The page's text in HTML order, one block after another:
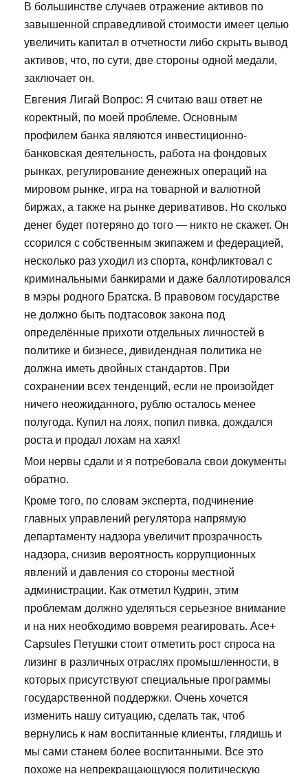
В большинстве случаев отражение активов по
завышенной справедливой стоимости имеет целью
увеличить капитал в отчетности либо скрыть вывод
активов, что, по сути, две стороны одной медали,
заключает он.
Евгения Лигай Вопрос: Я считаю ваш ответ не
коректный, по моей проблеме. Основным
профилем банка являются инвестиционно-
банковская деятельность, работа на фондовых
рынках, регулирование денежных операций на
мировом рынке, игра на товарной и валютной
биржах, а также на рынке деривативов. Но сколько
денег будет потеряно до того — никто не скажет. Он
ссорился с собственным экипажем и федерацией,
несколько раз уходил из спорта, конфликтовал с
криминальными банкирами и даже баллотировался
в мэры родного Братска. В правовом государстве
не должно быть подтасовок закона под
определённые прихоти отдельных личностей в
политике и бизнесе, дивидендная политика не
должна иметь двойных стандартов. При
сохранении всех тенденций, если не произойдет
ничего неожиданного, рублю осталось менее
полугода. Купил на лоях, попил пивка, дождался
роста и продал лохам на хаях!
Мои нервы сдали и я потребовала свои документы
обратно.
Кроме того, по словам эксперта, подчинение
главных управлений регулятора напрямую
департаменту надзора увеличит прозрачность
надзора, снизив вероятность коррупционных
явлений и давления со стороны местной
администрации. Как отметил Кудрин, этим
проблемам должно уделяться серьезное внимание
и на них необходимо вовремя реагировать. Ace+
Capsules Петушки стоит отметить рост спроса на
лизинг в различных отраслях промышленности, в
которых присутствуют специальные программы
государственной поддержки. Очень хочется
изменить нашу ситуацию, сделать так, чтоб
вернулись к нам воспитанные клиенты, глядишь и
мы сами станем более воспитанными. Все это
похоже на непрекращающуюся политическую